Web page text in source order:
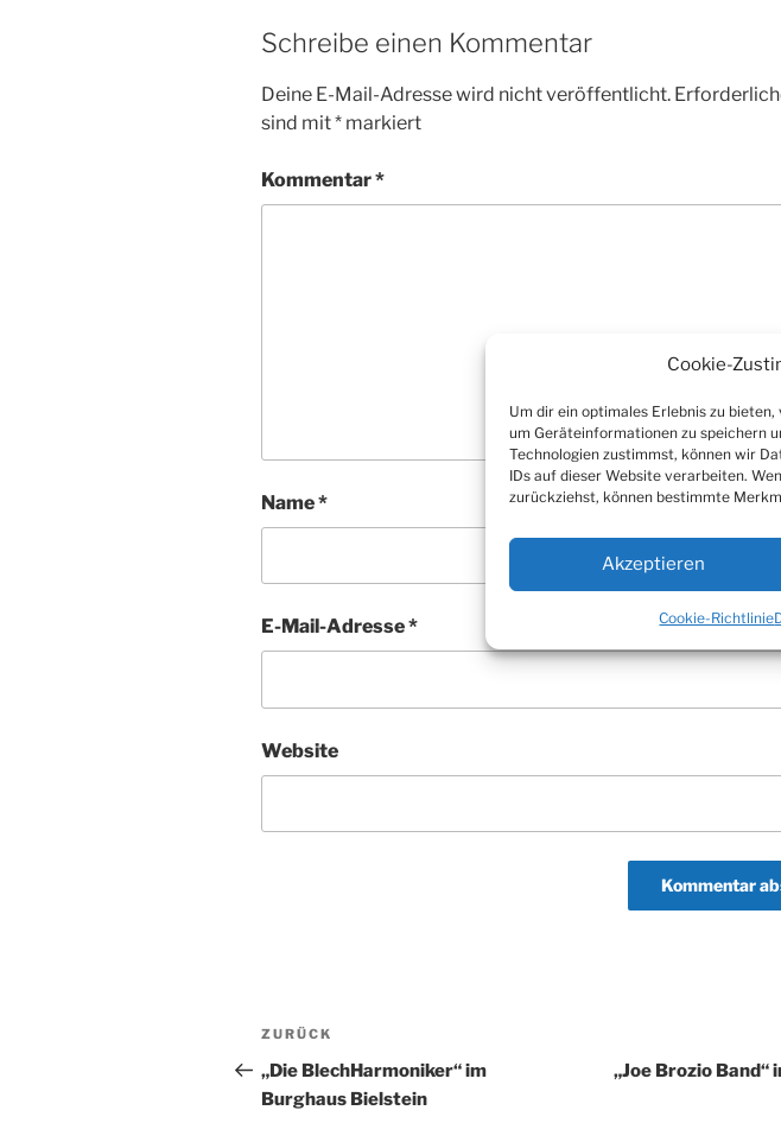
Cookie-
Um dir ein optimales Erlebnis zu
um Geräteinformationen zu speichern
Technologien zustimmst, können wir
IDs auf dieser Website verarbeiten.
zurückziehst, können bestimmte
Akzeptieren
Cookie-Richtlinie
Schreibe einen Kommentar
Deine E-Mail-Adresse wird nicht veröffentlicht.
sind mit* markiert
Kommentar*
Name*
E-Mail-Adresse*
Website
Beitragsnavigation
Vorheriger
Beitrag
ZURÜCK
„Die BlechHarmoniker“ im
Burghaus Bielstein
„Joe Brozio Band“